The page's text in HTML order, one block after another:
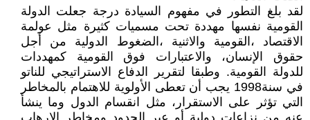
لقد بلغ التطور في مفهوم السيادة درجة جعلت الدولة
القومية نفسها مهددة تحت مسميات كثيرة مثل عولمة
الاقتصاد ،القومية والاثنية ،الضغوط الدولية من أجل
حقوق الإنسان، والاعتبارات فوق القومية كمهددات
للدولة القومية. وطبقا لتقرير الدفاع الاستراتيجي للناتو
في سنة1998 يجب أن تعطى الأولوية للاهتمام بالمخاطر
التي تؤثر على الاستقرار، مثل انقسام الدول وما ينشأ